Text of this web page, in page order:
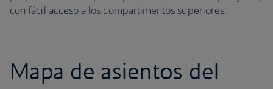
con fácil acceso a los compartimentos superiores.
Mapa de asientos del